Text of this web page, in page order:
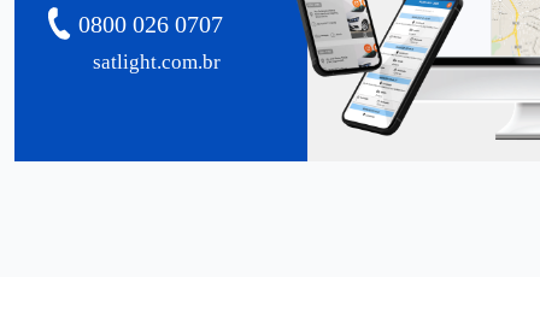
satlight.com.br
0800 026 0707